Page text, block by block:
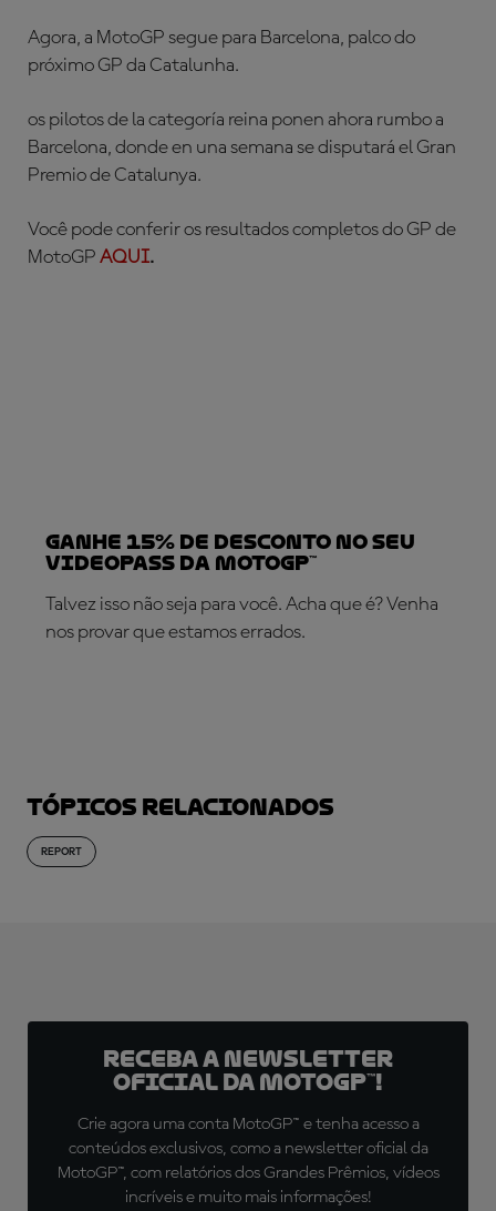
Agora, a MotoGP segue para Barcelona, palco do
próximo GP da Catalunha.
os pilotos de la categoría reina ponen ahora rumbo a
Barcelona, donde en una semana se disputará el Gran
Premio de Catalunya.
Você pode conferir os resultados completos do GP de
MotoGP AQUI.
Ganhe 15% de desconto no seu
VideoPass da MotoGP™
Talvez isso não seja para você. Acha que é? Venha
nos provar que estamos errados.
Tópicos relacionados
REPORT
Receba a newsletter
oficial da MotoGP™!
Crie agora uma conta MotoGP™ e tenha acesso a
conteúdos exclusivos, como a newsletter oficial da
MotoGP™, com relatórios dos Grandes Prêmios, vídeos
incríveis e muito mais informações!